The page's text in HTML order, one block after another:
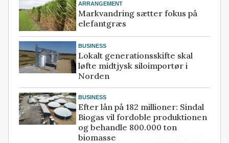
ARRANGEMENT
Markvandring sætter fokus på
elefantgræs
BUSINESS
Lokalt generationsskifte skal
løfte midtjysk siloimportør i
Norden
BUSINESS
Efter lån på 182 millioner: Sindal
Biogas vil fordoble produktionen
og behandle 800.000 ton
biomasse